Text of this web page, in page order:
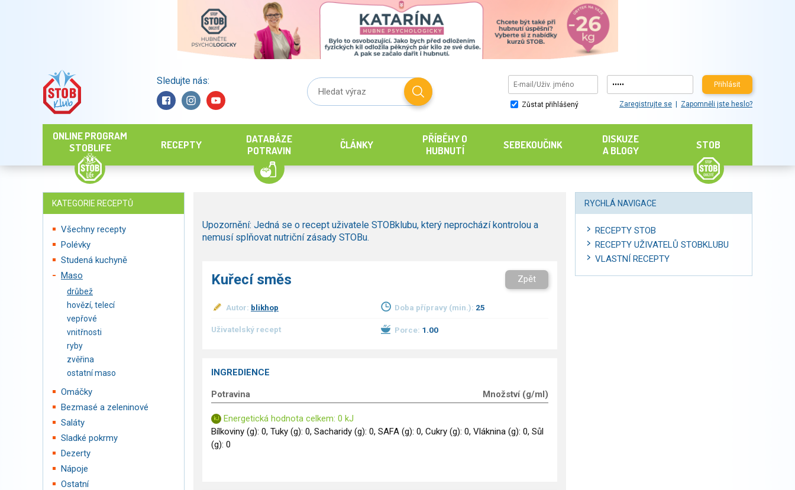
Sledujte nás: Přihlásit
Zůstat přihlášený Zaregistrujte se Zapomněli jste heslo?
ONLINE PROGRAM
STOBLIFE
RECEPTY
DATABÁZE
POTRAVIN
ČLÁNKY
PŘÍBĚHY O
HUBNUTÍ
SEBEKOUČINK
DISKUZE
A BLOGY
STOB
KATEGORIE RECEPTŮ
Všechny recepty
Polévky
Studená kuchyně
Maso
drůbež
hovězí, telecí
vepřové
vnitřnosti
ryby
zvěřina
ostatní maso
Omáčky
Bezmasé a zeleninové
Saláty
Sladké pokrmy
Dezerty
Nápoje
Ostatní
Upozornění: Jedná se o recept uživatele STOBklubu, který neprochází kontrolou a
nemusí splňovat nutriční zásady STOBu.
Kuřecí směs Zpět
Autor: blikhop Doba přípravy (min.): 25
Uživatelský recept Porce: 1.00
INGREDIENCE
Potravina Množství (g/ml)
Energetická hodnota celkem: 0 kJ
Bílkoviny (g): 0, Tuky (g): 0, Sacharidy (g): 0, SAFA (g): 0, Cukry (g): 0, Vláknina (g): 0, Sůl
(g): 0
RYCHLÁ NAVIGACE
RECEPTY STOB
RECEPTY UŽIVATELŮ STOBKLUBU
VLASTNÍ RECEPTY